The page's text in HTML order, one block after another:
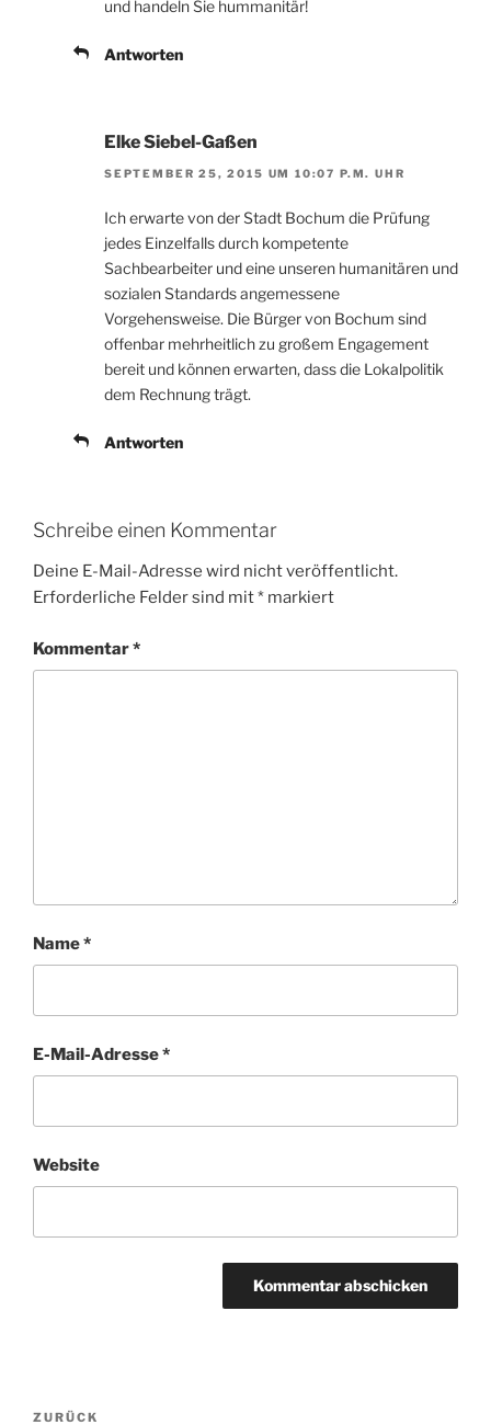
und handeln Sie hummanitär!
Antworten
Elke Siebel-Gaßen
SEPTEMBER 25, 2015 UM 10:07 P.M. UHR
Ich erwarte von der Stadt Bochum die Prüfung
jedes Einzelfalls durch kompetente
Sachbearbeiter und eine unseren humanitären und
sozialen Standards angemessene
Vorgehensweise. Die Bürger von Bochum sind
offenbar mehrheitlich zu großem Engagement
bereit und können erwarten, dass die Lokalpolitik
dem Rechnung trägt.
Antworten
Schreibe einen Kommentar
Deine E-Mail-Adresse wird nicht veröffentlicht.
Erforderliche Felder sind mit* markiert
Kommentar*
Name*
E-Mail-Adresse*
Website
Beitragsnavigation
Vorheriger
ZURÜCK